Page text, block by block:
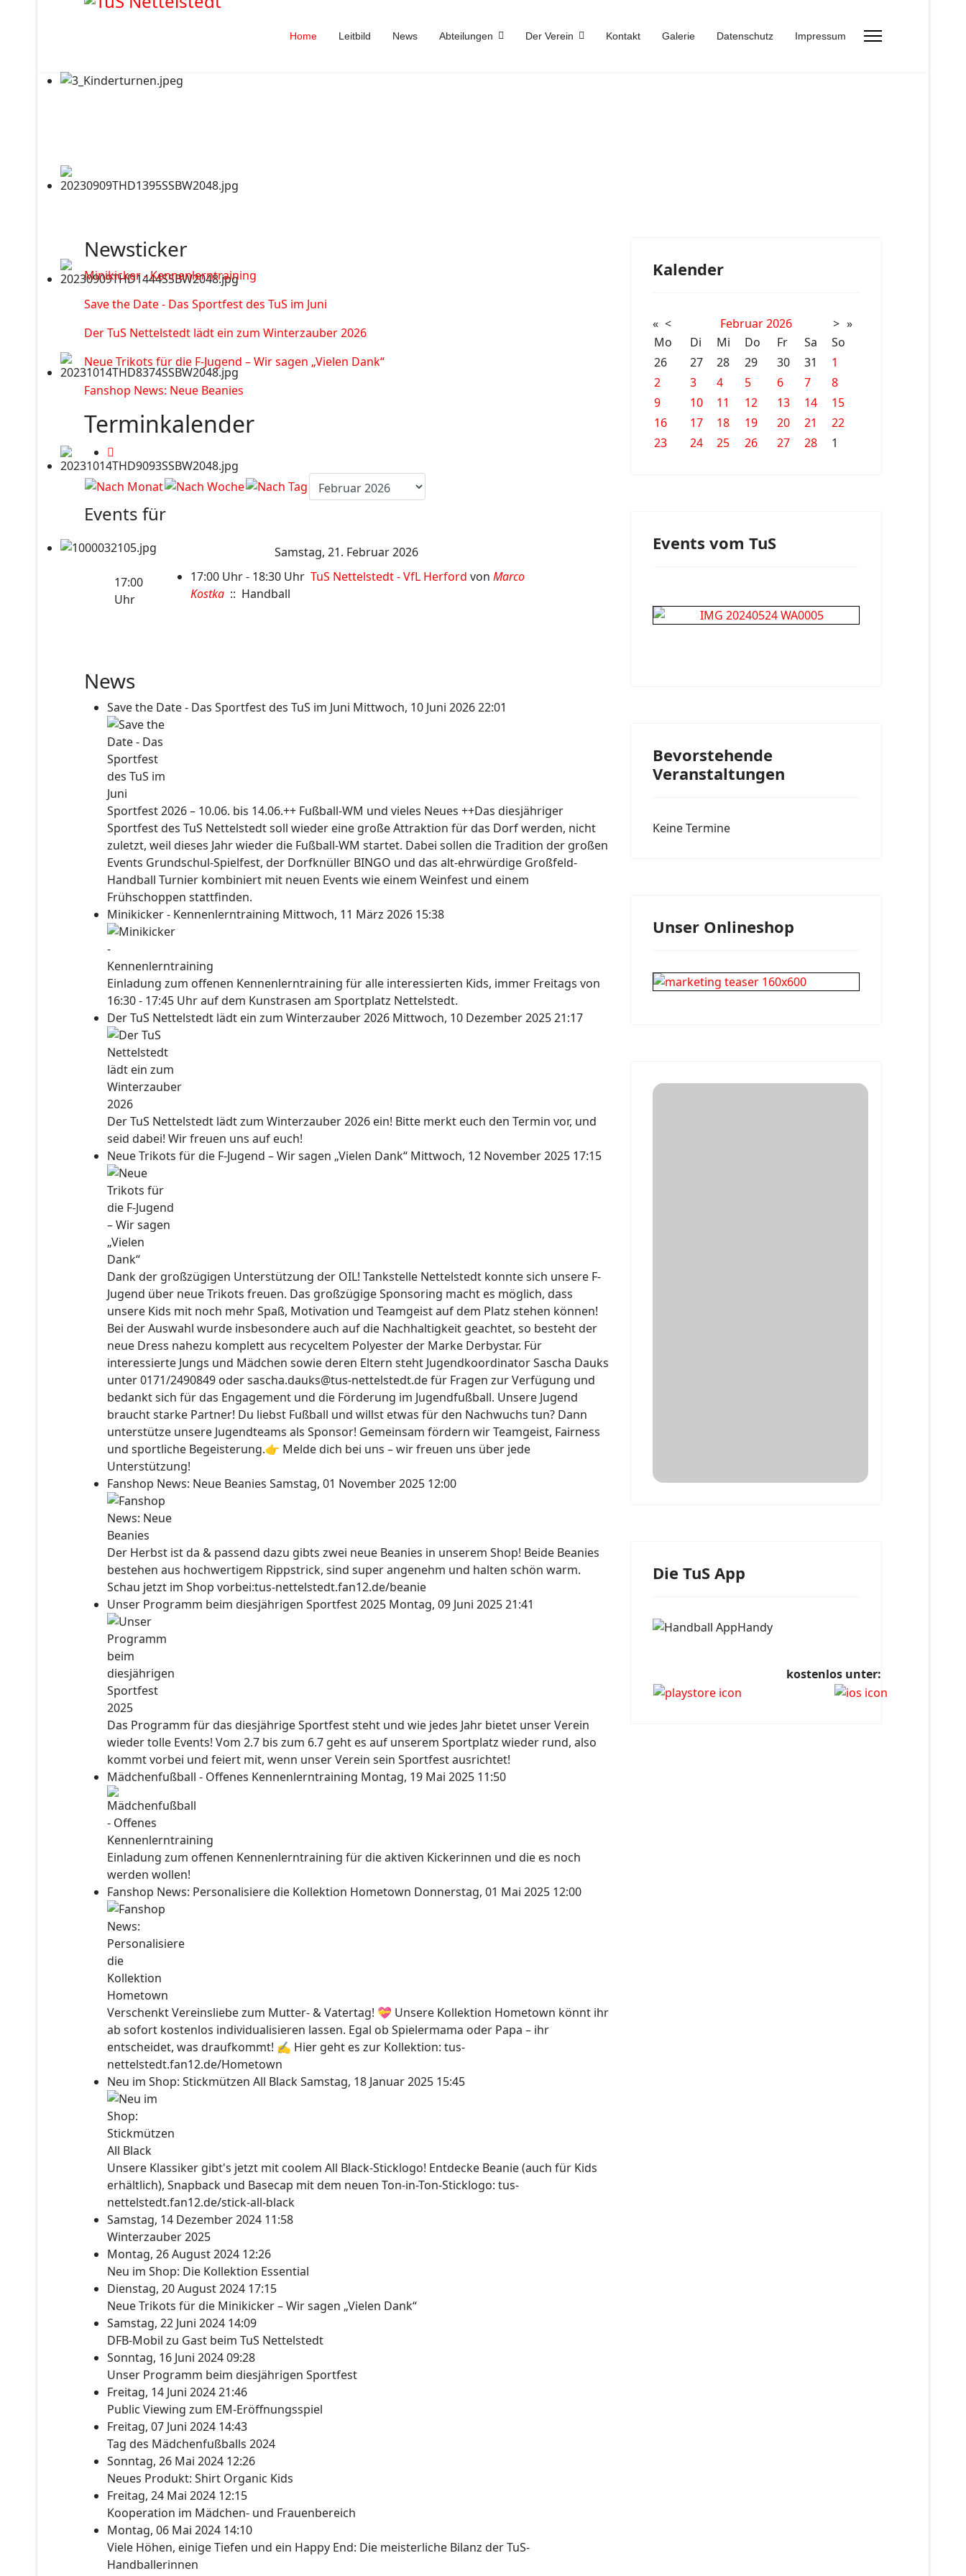
Home Leitbild News Abteilungen Der Verein Kontakt Galerie Datenschutz Impressum
Newsticker
Minikicker - Kennenlerntraining
Save the Date - Das Sportfest des TuS im Juni
Der TuS Nettelstedt lädt ein zum Winterzauber 2026
Neue Trikots für die F-Jugend – Wir sagen „Vielen Dank“
Fanshop News: Neue Beanies
Terminkalender
Events für
Samstag, 21. Februar 2026
17:00
Uhr
17:00 Uhr - 18:30 Uhr TuS Nettelstedt - VfL Herford von Marco
Kostka:: Handball
News
Save the Date - Das Sportfest des TuS im Juni Mittwoch, 10 Juni 2026 22:01
Sportfest 2026 – 10.06. bis 14.06.++ Fußball-WM und vieles Neues ++Das diesjähriger
Sportfest des TuS Nettelstedt soll wieder eine große Attraktion für das Dorf werden, nicht
zuletzt, weil dieses Jahr wieder die Fußball-WM startet. Dabei sollen die Tradition der großen
Events Grundschul-Spielfest, der Dorfknüller BINGO und das alt-ehrwürdige Großfeld-
Handball Turnier kombiniert mit neuen Events wie einem Weinfest und einem
Frühschoppen stattfinden.
Minikicker - Kennenlerntraining Mittwoch, 11 März 2026 15:38
Einladung zum offenen Kennenlerntraining für alle interessierten Kids, immer Freitags von
16:30 - 17:45 Uhr auf dem Kunstrasen am Sportplatz Nettelstedt.
Der TuS Nettelstedt lädt ein zum Winterzauber 2026 Mittwoch, 10 Dezember 2025 21:17
Der TuS Nettelstedt lädt zum Winterzauber 2026 ein! Bitte merkt euch den Termin vor, und
seid dabei! Wir freuen uns auf euch!
Neue Trikots für die F-Jugend – Wir sagen „Vielen Dank“ Mittwoch, 12 November 2025 17:15
Dank der großzügigen Unterstützung der OIL! Tankstelle Nettelstedt konnte sich unsere F-
Jugend über neue Trikots freuen. Das großzügige Sponsoring macht es möglich, dass
unsere Kids mit noch mehr Spaß, Motivation und Teamgeist auf dem Platz stehen können!
Bei der Auswahl wurde insbesondere auch auf die Nachhaltigkeit geachtet, so besteht der
neue Dress nahezu komplett aus recyceltem Polyester der Marke Derbystar. Für
interessierte Jungs und Mädchen sowie deren Eltern steht Jugendkoordinator Sascha Dauks
unter 0171/2490849 oder sascha.dauks@tus-nettelstedt.de für Fragen zur Verfügung und
bedankt sich für das Engagement und die Förderung im Jugendfußball. Unsere Jugend
braucht starke Partner! Du liebst Fußball und willst etwas für den Nachwuchs tun? Dann
unterstütze unsere Jugendteams als Sponsor! Gemeinsam fördern wir Teamgeist, Fairness
und sportliche Begeisterung.👉 Melde dich bei uns – wir freuen uns über jede
Unterstützung!
Fanshop News: Neue Beanies Samstag, 01 November 2025 12:00
Der Herbst ist da & passend dazu gibts zwei neue Beanies in unserem Shop! Beide Beanies
bestehen aus hochwertigem Rippstrick, sind super angenehm und halten schön warm.
Schau jetzt im Shop vorbei:tus-nettelstedt.fan12.de/beanie
Unser Programm beim diesjährigen Sportfest 2025 Montag, 09 Juni 2025 21:41
Das Programm für das diesjährige Sportfest steht und wie jedes Jahr bietet unser Verein
wieder tolle Events! Vom 2.7 bis zum 6.7 geht es auf unserem Sportplatz wieder rund, also
kommt vorbei und feiert mit, wenn unser Verein sein Sportfest ausrichtet!
Mädchenfußball - Offenes Kennenlerntraining Montag, 19 Mai 2025 11:50
Einladung zum offenen Kennenlerntraining für die aktiven Kickerinnen und die es noch
werden wollen!
Fanshop News: Personalisiere die Kollektion Hometown Donnerstag, 01 Mai 2025 12:00
Verschenkt Vereinsliebe zum Mutter- & Vatertag! 💝 Unsere Kollektion Hometown könnt ihr
ab sofort kostenlos individualisieren lassen. Egal ob Spielermama oder Papa – ihr
entscheidet, was draufkommt! ✍ Hier geht es zur Kollektion: tus-
nettelstedt.fan12.de/Hometown
Neu im Shop: Stickmützen All BlackSamstag, 18 Januar 2025 15:45
Unsere Klassiker gibt's jetzt mit coolem All Black-Sticklogo! Entdecke Beanie (auch für Kids
erhältlich), Snapback und Basecap mit dem neuen Ton-in-Ton-Sticklogo: tus-
nettelstedt.fan12.de/stick-all-black
Samstag, 14 Dezember 2024 11:58
Winterzauber 2025
Montag, 26 August 2024 12:26
Neu im Shop: Die Kollektion Essential
Dienstag, 20 August 2024 17:15
Neue Trikots für die Minikicker – Wir sagen „Vielen Dank“
Samstag, 22 Juni 2024 14:09
DFB-Mobil zu Gast beim TuS Nettelstedt
Sonntag, 16 Juni 2024 09:28
Unser Programm beim diesjährigen Sportfest
Freitag, 14 Juni 2024 21:46
Public Viewing zum EM-Eröffnungsspiel
Freitag, 07 Juni 2024 14:43
Tag des Mädchenfußballs 2024
Sonntag, 26 Mai 2024 12:26
Neues Produkt: Shirt Organic Kids
Freitag, 24 Mai 2024 12:15
Kooperation im Mädchen- und Frauenbereich
Montag, 06 Mai 2024 14:10
Viele Höhen, einige Tiefen und ein Happy End: Die meisterliche Bilanz der TuS-
Handballerinnen
Kalender
« < Februar 2026 > »
Mo
Di Mi Do Fr Sa
So
26
27 28 29 30 31
1
2
3 4 5 6 7
8
9
10 11 12 13 14
15
16
17 18 19 20 21
22
23
24 25 26 27 28 1
Events vom TuS
Bevorstehende
Veranstaltungen
Keine Termine
Unser Onlineshop
Die TuS App
kostenlos unter: